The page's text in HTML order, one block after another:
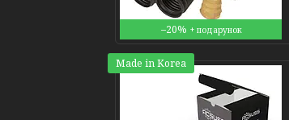
–20%
Made in Korea